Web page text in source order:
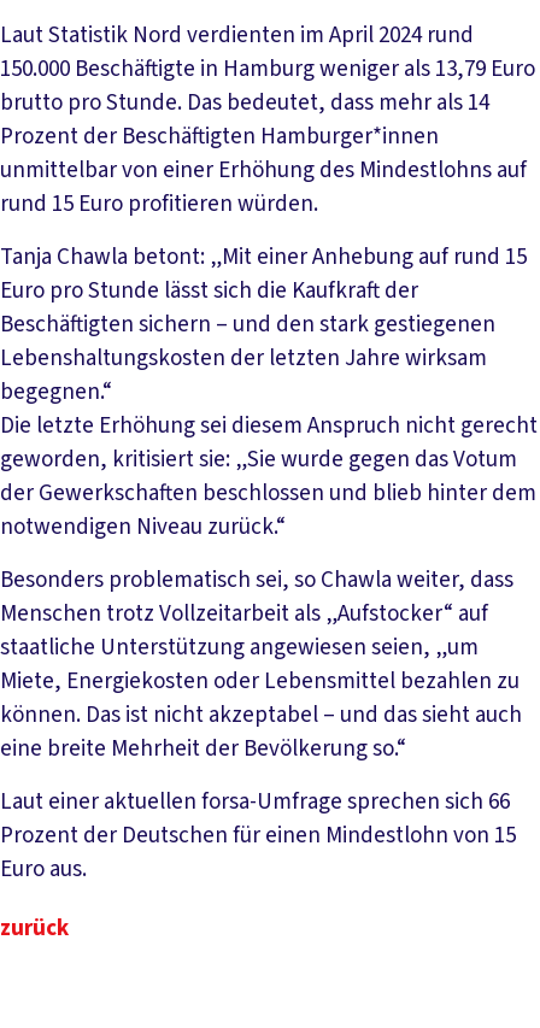
Laut Statistik Nord verdienten im April 2024 rund
150.000 Beschäftigte in Hamburg weniger als 13,79 Euro
brutto pro Stunde. Das bedeutet, dass mehr als 14
Prozent der Beschäftigten Hamburger*innen
unmittelbar von einer Erhöhung des Mindestlohns auf
rund 15 Euro profitieren würden.
Tanja Chawla betont: „Mit einer Anhebung auf rund 15
Euro pro Stunde lässt sich die Kaufkraft der
Beschäftigten sichern – und den stark gestiegenen
Lebenshaltungskosten der letzten Jahre wirksam
begegnen.“
Die letzte Erhöhung sei diesem Anspruch nicht gerecht
geworden, kritisiert sie: „Sie wurde gegen das Votum
der Gewerkschaften beschlossen und blieb hinter dem
notwendigen Niveau zurück.“
Besonders problematisch sei, so Chawla weiter, dass
Menschen trotz Vollzeitarbeit als „Aufstocker“ auf
staatliche Unterstützung angewiesen seien, „um
Miete, Energiekosten oder Lebensmittel bezahlen zu
können. Das ist nicht akzeptabel – und das sieht auch
eine breite Mehrheit der Bevölkerung so.“
Laut einer aktuellen forsa-Umfrage sprechen sich 66
Prozent der Deutschen für einen Mindestlohn von 15
Euro aus.
zurück